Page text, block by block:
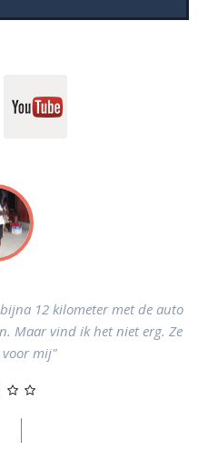
12 kilometer met de auto
Maar vind ik het niet erg. Ze
mij"